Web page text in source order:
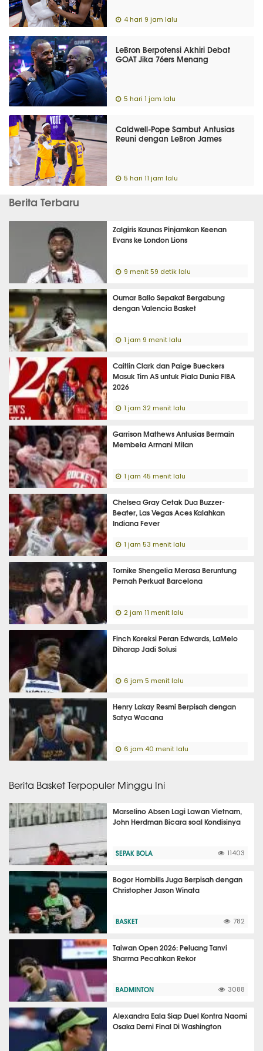
4 hari 9 jam lalu
LeBron Berpotensi Akhiri Debat
GOAT Jika 76ers Menang
5 hari 1 jam lalu
Caldwell-Pope Sambut Antusias
Reuni dengan LeBron James
5 hari 11 jam lalu
Berita Terbaru
Zalgiris Kaunas Pinjamkan Keenan
Evans ke London Lions
9 menit 59 detik lalu
Oumar Ballo Sepakat Bergabung
dengan Valencia Basket
1 jam 9 menit lalu
Caitlin Clark dan Paige Bueckers
Masuk Tim AS untuk Piala Dunia FIBA
2026
1 jam 32 menit lalu
Garrison Mathews Antusias Bermain
Membela Armani Milan
1 jam 45 menit lalu
Chelsea Gray Cetak Dua Buzzer-
Beater, Las Vegas Aces Kalahkan
Indiana Fever
1 jam 53 menit lalu
Tornike Shengelia Merasa Beruntung
Pernah Perkuat Barcelona
2 jam 11 menit lalu
Finch Koreksi Peran Edwards, LaMelo
Diharap Jadi Solusi
6 jam 5 menit lalu
Henry Lakay Resmi Berpisah dengan
Satya Wacana
6 jam 40 menit lalu
Berita Basket Terpopuler Minggu Ini
Marselino Absen Lagi Lawan Vietnam,
John Herdman Bicara soal Kondisinya
SEPAK BOLA 11403
Bogor Hornbills Juga Berpisah dengan
Christopher Jason Winata
BASKET 782
Taiwan Open 2026: Peluang Tanvi
Sharma Pecahkan Rekor
BADMINTON 3088
Alexandra Eala Siap Duel Kontra Naomi
Osaka Demi Final Di Washington